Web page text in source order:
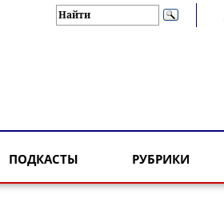
ПОДКАСТЫ РУБРИКИ